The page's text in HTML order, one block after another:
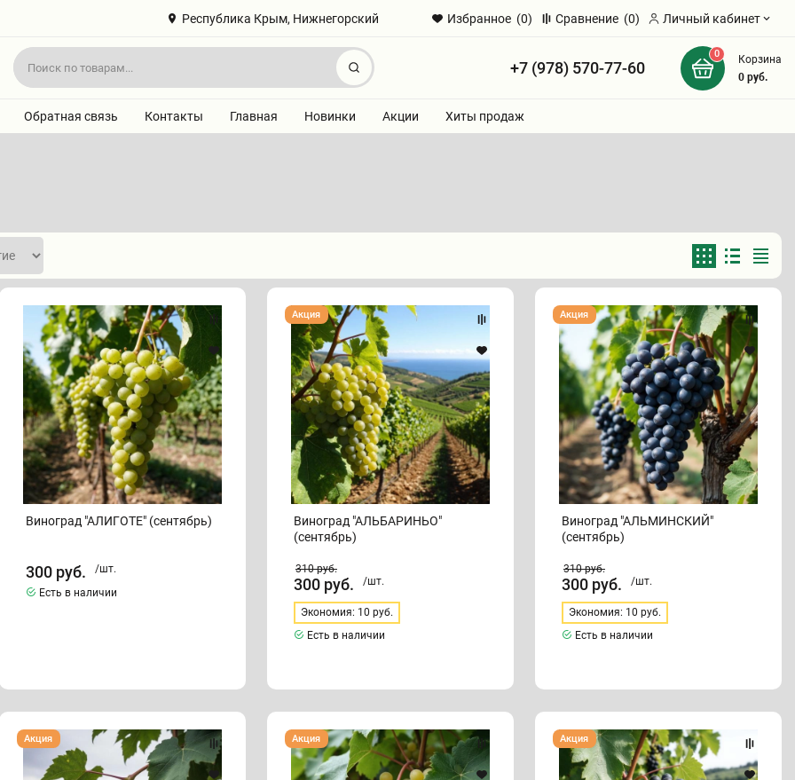
Республика Крым, Нижнегорский Избранное (0) Сравнение (0) Личный кабинет
Найти +7 (978) 570-77-60
0
Корзина
0руб.
Обратная связь Контакты Главная Новинки Акции Хиты продаж
Виноград
"АЛИГОТЕ"
(сентябрь)
Виноград "АЛИГОТЕ" (сентябрь)
300 руб.
/шт.
Есть в наличии
Виноград
"АЛЬБАРИНЬО"
(сентябрь)
Виноград "АЛЬБАРИНЬО"
(сентябрь)
Акция
310руб.
300 руб. /шт.
Экономия: 10 руб.
Есть в наличии
Виноград
"АЛЬМИНСКИЙ"
(сентябрь)
Виноград "АЛЬМИНСКИЙ"
(сентябрь)
Акция
310руб.
300 руб. /шт.
Экономия: 10 руб.
Есть в наличии
Виноград
"АМУР"
(сентябрь)
Акция
Виноград
"АМУРСКИЙ
БЕЛЫЙ"
(сентябрь)
Акция
Виноград
"БАКО"
(конец
сентября)
Акция